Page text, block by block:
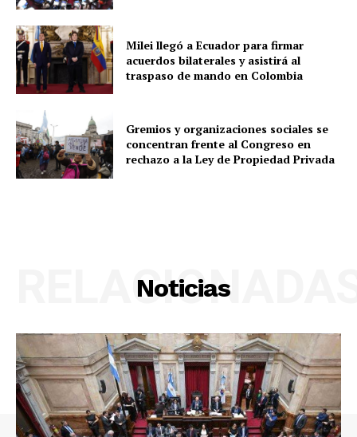
Milei llegó a Ecuador para firmar
acuerdos bilaterales y asistirá al
traspaso de mando en Colombia
Gremios y organizaciones sociales se
concentran frente al Congreso en
rechazo a la Ley de Propiedad Privada
Noticias